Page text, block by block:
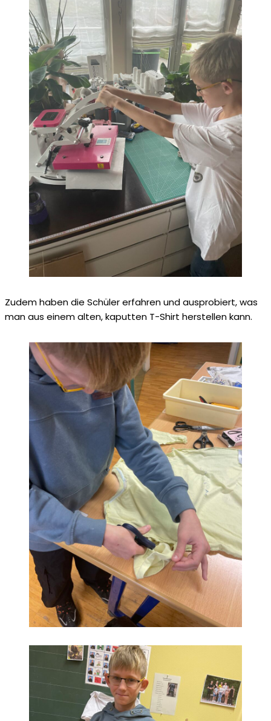
Zudem haben die Schüler erfahren und ausprobiert, was
man aus einem alten, kaputten T-Shirt herstellen kann.